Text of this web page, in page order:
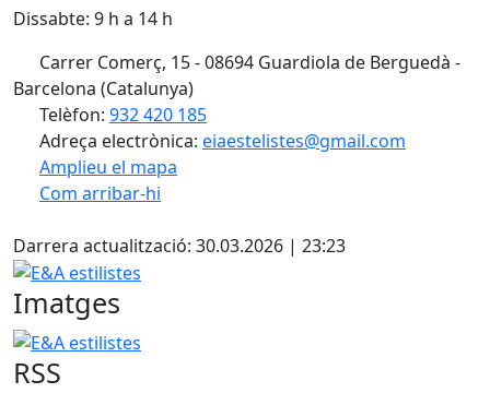
Dissabte: 9 h a 14 h
Carrer Comerç, 15 - 08694 Guardiola de Berguedà -
Barcelona (Catalunya)
Telèfon: 932 420 185
Adreça electrònica: eiaestelistes@gmail.com
Amplieu el mapa
Com arribar-hi
−
Darrera actualització: 30.03.2026 | 23:23
E&A estilistes
Imatges
E&A estilistes
RSS